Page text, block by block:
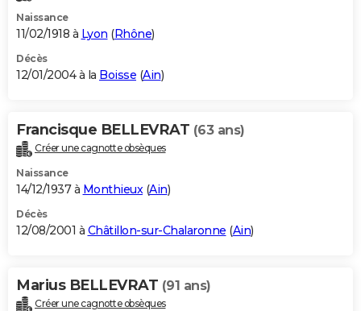
Naissance
11/02/1918 à Lyon (Rhône)
Décès
12/01/2004 à la Boisse (Ain)
Francisque BELLEVRAT (63 ans)
Créer une cagnotte obsèques
Naissance
14/12/1937 à Monthieux(Ain)
Décès
12/08/2001 à Châtillon-sur-Chalaronne (Ain)
Marius BELLEVRAT (91 ans)
Créer une cagnotte obsèques